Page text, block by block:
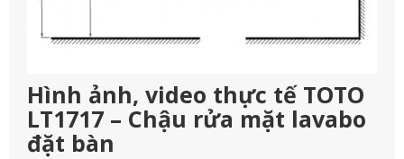
Hình ảnh, video thực tế TOTO
LT1717 – Chậu rửa mặt lavabo
đặt bàn